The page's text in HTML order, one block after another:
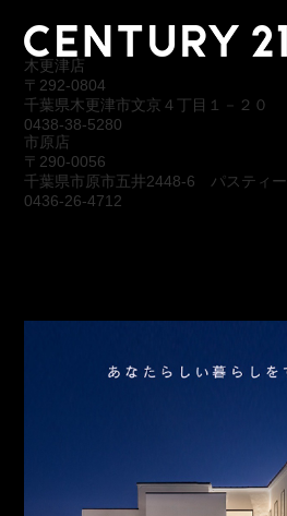
木更津店
〒292-0804
千葉県木更津市文京４丁目１－２０
0438-38-5280
市原店
〒290-0056
千葉県市原市五井2448-6 パスティ
0436-26-4712